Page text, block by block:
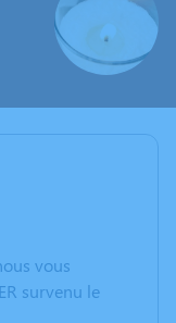
vous
survenu le